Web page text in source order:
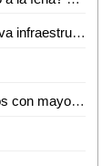
Ciudad Valles a 3 horas de la CDMX con nueva infraestructura carretera: David Medina
San Luis Potosí se consolida entre los estados con mayor crecimiento salarial en el país